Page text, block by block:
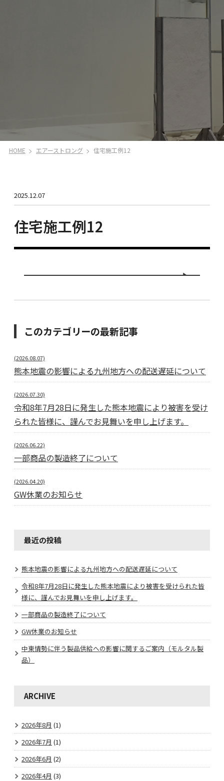
HOME エアーストロング 住宅施工例12
2025.12.07
住宅施工例12
このカテゴリーの最新記事
(2026.08.07)
熊本地震の影響による九州地方への配送遅延について
(2026.07.30)
令和8年7月28日に発生した熊本地震により被害を受け
られた皆様に、謹んでお見舞いを申し上げます。
(2026.06.22)
一部商品の製造終了について
(2026.04.20)
GW休業のお知らせ
最近の投稿
熊本地震の影響による九州地方への配送遅延について
令和8年7月28日に発生した熊本地震により被害を受けられた皆
様に、謹んでお見舞いを申し上げます。
一部商品の製造終了について
GW休業のお知らせ
中東情勢に伴う製品供給への影響に関するご案内（モルタル製
品）
ARCHIVE
2026年8月 (1)
2026年7月 (1)
2026年6月 (2)
2026年4月 (3)